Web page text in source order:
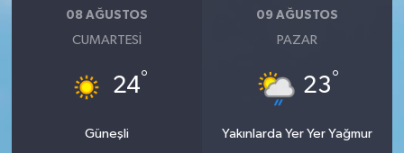
08 AĞUSTOS
CUMARTESI
24°
Güneşli
09 AĞUSTOS
PAZAR
23°
Yakınlarda Yer Yer Yağmur